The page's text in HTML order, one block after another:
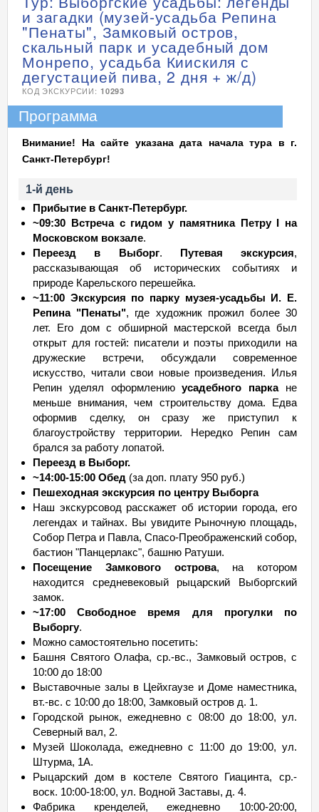
и загадки (музей-усадьба Репина
"Пенаты", Замковый остров,
скальный парк и усадебный дом
Монрепо, усадьба Киискиля с
дегустацией пива, 2 дня + ж/д)
КОД ЭКСКУРСИИ: 10293
Программа
Внимание! На сайте указана дата начала тура в г.
Санкт-Петербург!
1-й день
Прибытие в Санкт-Петербург.
~09:30 Встреча с гидом у памятника Петру I на
Московском вокзале.
Переезд в Выборг. Путевая экскурсия,
рассказывающая об исторических событиях и
природе Карельского перешейка.
~11:00 Экскурсия по парку музея-усадьбы И. Е.
Репина "Пенаты", где художник прожил более 30
лет. Его дом с обширной мастерской всегда был
открыт для гостей: писатели и поэты приходили на
дружеские встречи, обсуждали современное
искусство, читали свои новые произведения. Илья
Репин уделял оформлениюусадебного паркане
меньше внимания, чем строительству дома. Едва
оформив сделку, он сразу же приступил к
благоустройству территории. Нередко Репин сам
брался за работу лопатой.
Переезд в Выборг.
~14:00-15:00 Обед (за доп. плату 950 руб.)
Пешеходная экскурсия по центру Выборга
Наш экскурсовод расскажет об истории города, его
легендах и тайнах. Вы увидите Рыночную площадь,
Собор Петра и Павла, Спасо-Преображенский собор,
бастион "Панцерлакс", башню Ратуши.
Посещение Замкового острова, на котором
находится средневековый рыцарский Выборгский
замок.
~17:00 Свободное время для прогулки по
Выборгу.
Можно самостоятельно посетить:
Башня Святого Олафа, ср.-вс., Замковый остров, с
10:00 до 18:00
Выставочные залы в Цейхгаузе и Доме наместника,
вт.-вс. с 10:00 до 18:00, Замковый остров д. 1.
Городской рынок, ежедневно с 08:00 до 18:00, ул.
Северный вал, 2.
Музей Шоколада, ежедневно с 11:00 до 19:00, ул.
Штурма, 1А.
Рыцарский дом в костеле Святого Гиацинта, ср.-
воск. 10:00-18:00, ул. Водной Заставы, д. 4.
Фабрика кренделей, ежедневно 10:00-20:00,